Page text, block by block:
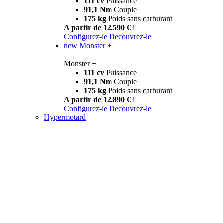
91,1 Nm Couple
175 kg Poids sans carburant
A partir de 12.590 € i
Configurez-le Decouvrez-le
new Monster +
Monster +
111 cv Puissance
91,1 Nm Couple
175 kg Poids sans carburant
A partir de 12.890 € i
Configurez-le Decouvrez-le
Hypermotard